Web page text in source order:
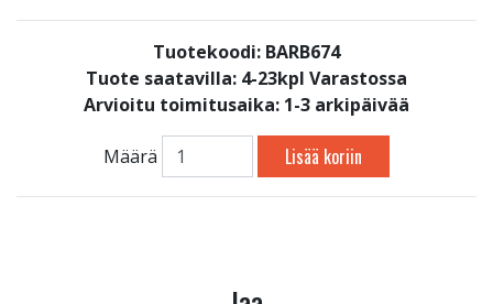
Tuotekoodi: BARB674
Tuote saatavilla: 4-23kpl Varastossa
Arvioitu toimitusaika: 1-3 arkipäivää
Määrä Lisää koriin